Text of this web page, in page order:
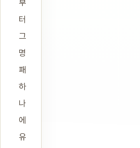
부
터
그
명
패
하
나
에
유